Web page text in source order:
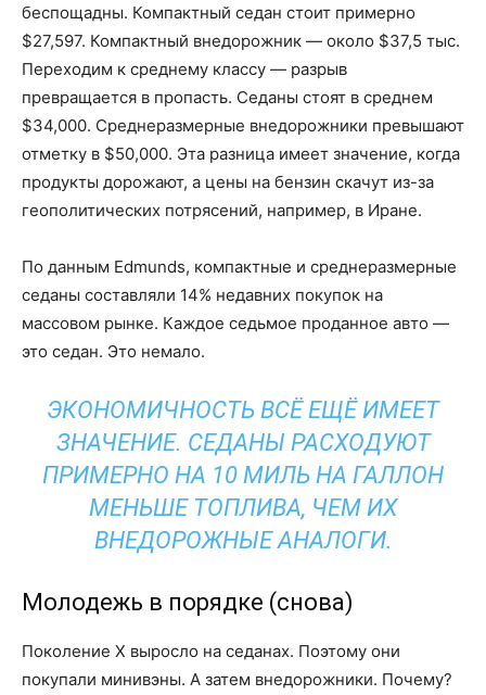
беспощадны. Компактный седан стоит примерно
$27,597. Компактный внедорожник — около $37,5 тыс.
Переходим к среднему классу — разрыв
превращается в пропасть. Седаны стоят в среднем
$34,000. Среднеразмерные внедорожники превышают
отметку в $50,000. Эта разница имеет значение, когда
продукты дорожают, а цены на бензин скачут из-за
геополитических потрясений, например, в Иране.
По данным Edmunds, компактные и среднеразмерные
седаны составляли 14% недавних покупок на
массовом рынке. Каждое седьмое проданное авто —
это седан. Это немало.
ЭКОНОМИЧНОСТЬ ВСЁ ЕЩЁ ИМЕЕТ
ЗНАЧЕНИЕ. СЕДАНЫ РАСХОДУЮТ
ПРИМЕРНО НА 10 МИЛЬ НА ГАЛЛОН
МЕНЬШЕ ТОПЛИВА, ЧЕМ ИХ
ВНЕДОРОЖНЫЕ АНАЛОГИ.
Молодежь в порядке (снова)
Поколение X выросло на седанах. Поэтому они
покупали минивэны. А затем внедорожники. Почему?